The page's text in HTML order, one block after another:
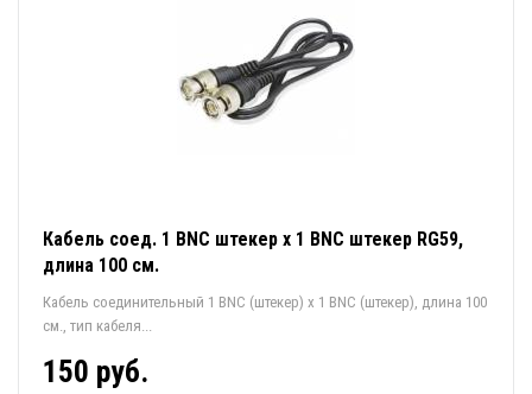
Кабель соед. 1 BNC штекер х 1 BNC штекер RG59,
длина 100 см.
Кабель соединительный 1 BNC (штекер) х 1 BNC (штекер), длина 100
см., тип кабеля...
150 руб.